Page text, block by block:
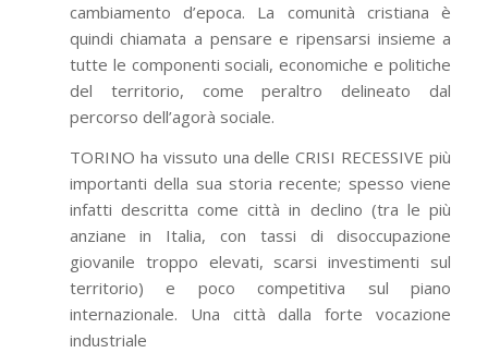
cambiamento d’epoca. La comunità cristiana è
quindi chiamata a pensare e ripensarsi insieme a
tutte le componenti sociali, economiche e politiche
del territorio, come peraltro delineato dal
percorso dell’agorà sociale.
TORINO ha vissuto una delle CRISI RECESSIVE più
importanti della sua storia recente; spesso viene
infatti descritta come città in declino (tra le più
anziane in Italia, con tassi di disoccupazione
giovanile troppo elevati, scarsi investimenti sul
territorio) e poco competitiva sul piano
internazionale. Una città dalla forte vocazione
industriale